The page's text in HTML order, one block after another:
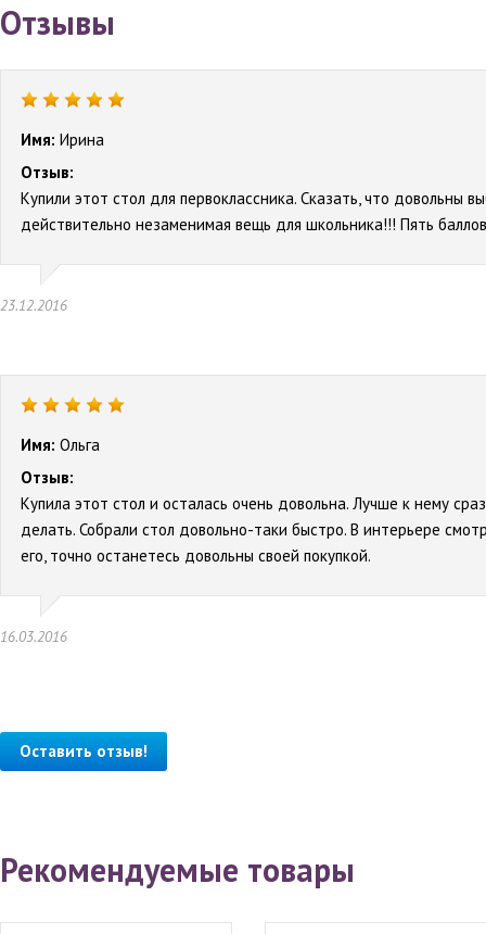
Отзывы
Имя: Ирина
Отзыв:
Купили этот стол для первоклассника. Сказать, что довольны
действительно незаменимая вещь для школьника!!! Пять
23.12.2016
Имя: Ольга
Отзыв:
Купила этот стол и осталась очень довольна. Лучше к нему
делать. Собрали стол довольно-таки быстро. В интерьере
его, точно останетесь довольны своей покупкой.
16.03.2016
Оставить отзыв!
Рекомендуемые товары